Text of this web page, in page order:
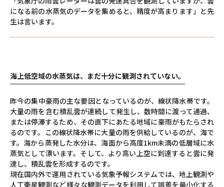
になる前の水蒸気のデータを集めると、精度が高まります」と先
生は言います。
海上低空域の水蒸気は、まだ十分に観測されていない。
昨今の集中豪雨の主な要因となっているのが、線状降水帯です。
大量の雨を含む積乱雲が連続して発生し、数時間に渡って通過、
または停滞するため、その直下にあたる地域に豪雨がもたらされ
るのです。この線状降水帯に大量の雨を供給しているのが、海で
す。海から蒸発した水分は、海面から高度1km未満の低層域に水
蒸気として漂います。そして、より高い上空に到達すると雲に発
達し、積乱雲を形成するのです。
現在国内外で運用されている気象予報システムでは、地上観測や
人工衛星観測など様々な観測データを利用して誤差を最小化する